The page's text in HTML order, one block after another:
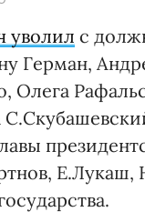
уволил с
Герман,
Олега